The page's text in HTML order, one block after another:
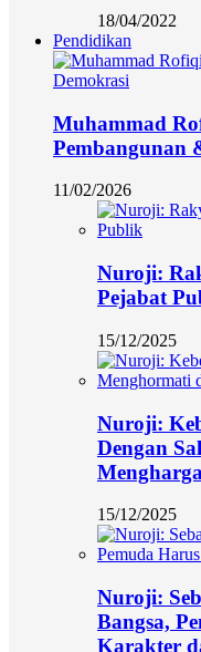
18/04/2022
Pendidikan
Muhammad
Pembangunan
11/02/2026
Nuroji:
Pejabat
15/12/2025
Nuroji:
Dengan
15/12/2025
Nuroji:
Bangsa,
Karakter